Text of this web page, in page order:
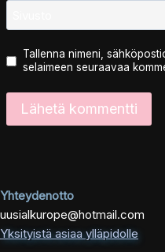
Tallenna nimeni,
selaimeen seuraavaa
Yhteydenotto
uusialkurope@hotmail.com
Yksityistä asiaa ylläpidolle